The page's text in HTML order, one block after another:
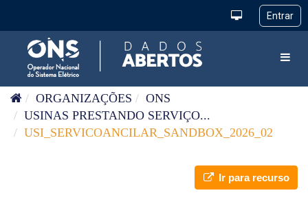
ORGANIZAÇÕES
ONS
USINAS PRESTANDO SERVIÇO...
USI_SERVICOANCILAR_SANDBOX_2026_02
Ir para recurso